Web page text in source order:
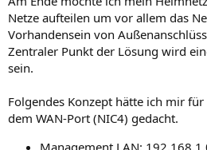
Netze aufteilen um vor allem das
Vorhandensein von
Zentraler Punkt der Lösung wird
sein.
Folgendes Konzept hätte ich mir
dem WAN-Port (NIC4) gedacht.
Management LAN: